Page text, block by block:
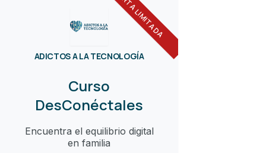
OFERTA LIMITADA
ADICTOS A LA TECNOLOGÍA
Curso
DesConéctales
Encuentra el equilibrio digital
en familia